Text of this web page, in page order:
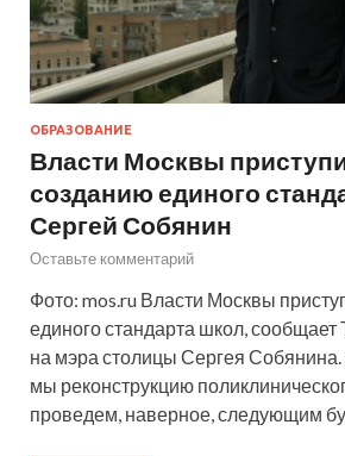
ОБРАЗОВАНИЕ
Власти Москвы
созданию единого
Сергей Собянин
Оставьте комментарий
Фото: mos.ru Власти Москвы
единого стандарта школ,
на мэра столицы Сергея Собянина.
мы реконструкцию
проведем, наверное, следующим